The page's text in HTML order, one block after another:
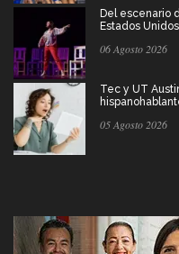
Del escenario
Estados Unidos
06 Agosto 2026
Tec y UT
05 Agosto 2026